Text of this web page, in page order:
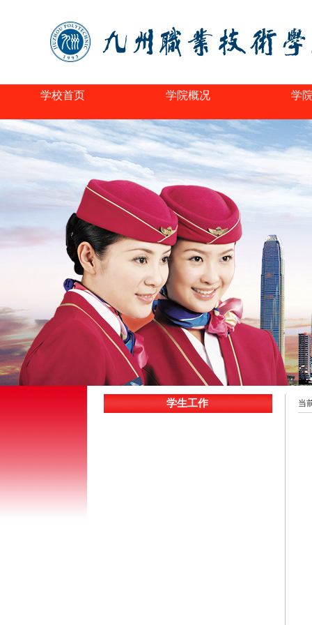
学校首页 学院概况 学
学生工作 当